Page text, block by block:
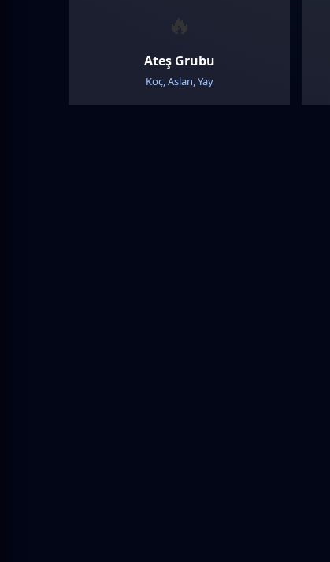
Ateş Grubu
Koç, Aslan, Yay